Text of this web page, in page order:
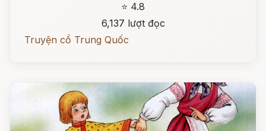
⭐ 4.8
6,137 lượt đọc
Truyện cổ Trung Quốc